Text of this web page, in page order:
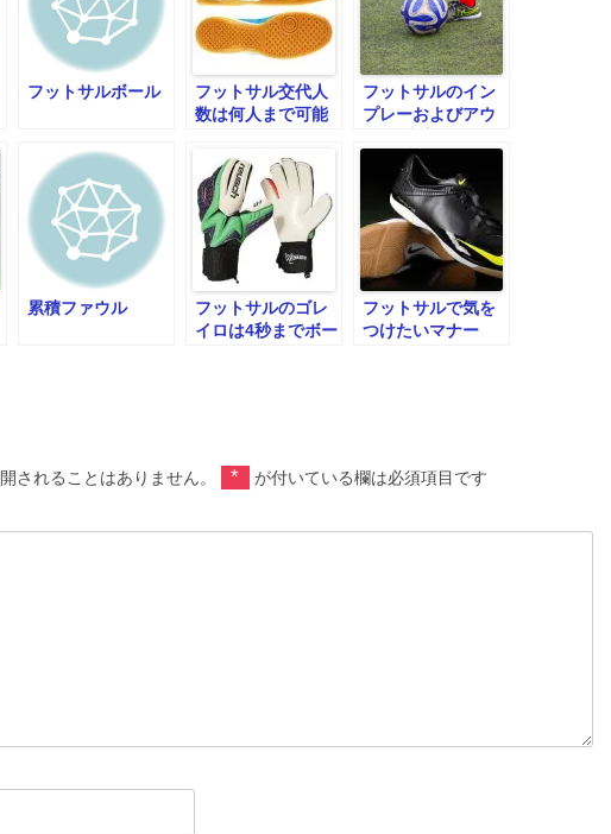
フットサルボール
フットサル交代人
数は何人まで可能
フットサルのイン
プレーおよびアウ
累積ファウル
フットサルのゴレ
イロは4秒までボー
フットサルで気を
つけたいマナー
されることはありません。 * が付いている欄は必須項目です